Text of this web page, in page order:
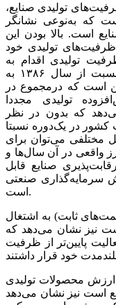
تولیدی‌‌‌ صنایع‌‌‌،
که‌‌‌ به‌‌‌نوعی‌‌‌ نشانگر
است‌‌‌. بالا بودن این‌‌‌
تولیدی‌‌‌ خود
تولیدی‌‌‌ اقدام به‌‌‌
سرمایه‌گذاری‌‌‌های‌‌‌ بیشتری‌‌‌ می‌کنند. این‌‌‌ نسبت‌‌‌ از سال ١٣٨۶ به‌‌‌
است‌‌‌ که‌‌‌ درمجموع در
تولیدی‌‌‌ مجددا
که‌‌‌ بدون در نظر
در یک‌‌‌دوره نسبتا
مختلفی‌‌‌ می‌‌‌توان برای‌‌‌
واقعی‌‌‌ در آن سال‌ها و
صنایع‌‌‌ قابل‌‌‌
سرمایه‌گذاری‌‌‌ صنعتی‌‌‌
است.
ثابت‌‌‌) به‌‌‌ اشتغال
نیز نشان می‌دهد که
و فعالیت‌‌‌ پایین‌‌‌تر از ظرفیت‌‌‌
محصولات تولیدی‌‌‌
است‌‌‌ نیز نشان می‌دهد